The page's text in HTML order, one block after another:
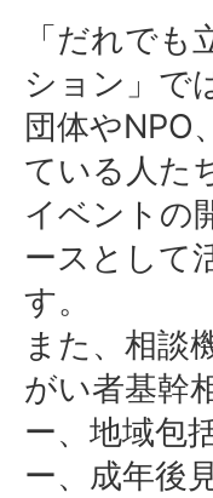
「だれでも
ション」で
団体やNPO
ている人た
イベントの
ースとして
す。
また、相談
がい者基幹
ー、地域包
ー、成年後